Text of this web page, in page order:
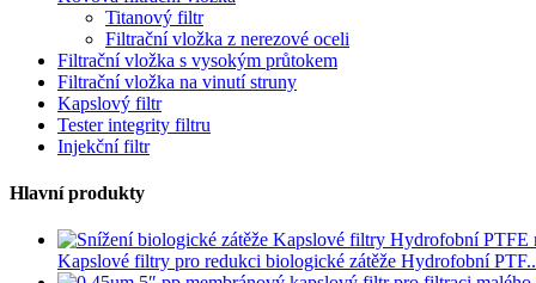
Titanový filtr
Filtrační vložka z nerezové oceli
Filtrační vložka s vysokým průtokem
Filtrační vložka na vinutí struny
Kapslový filtr
Tester integrity filtru
Injekční filtr
Hlavní produkty
Kapslové filtry pro redukci biologické zátěže Hydrofobní